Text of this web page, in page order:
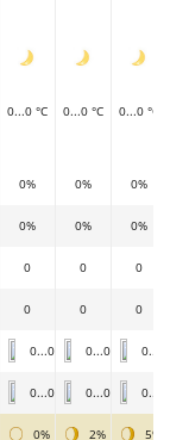
0...0 °C 0...0 °C 0...0 °C
0% 0%
0%
0% 0%
0%
0 0
0
0 0 0
0...0 0...0 0...0
0...0 0...0 0...0
0% 2% 5%